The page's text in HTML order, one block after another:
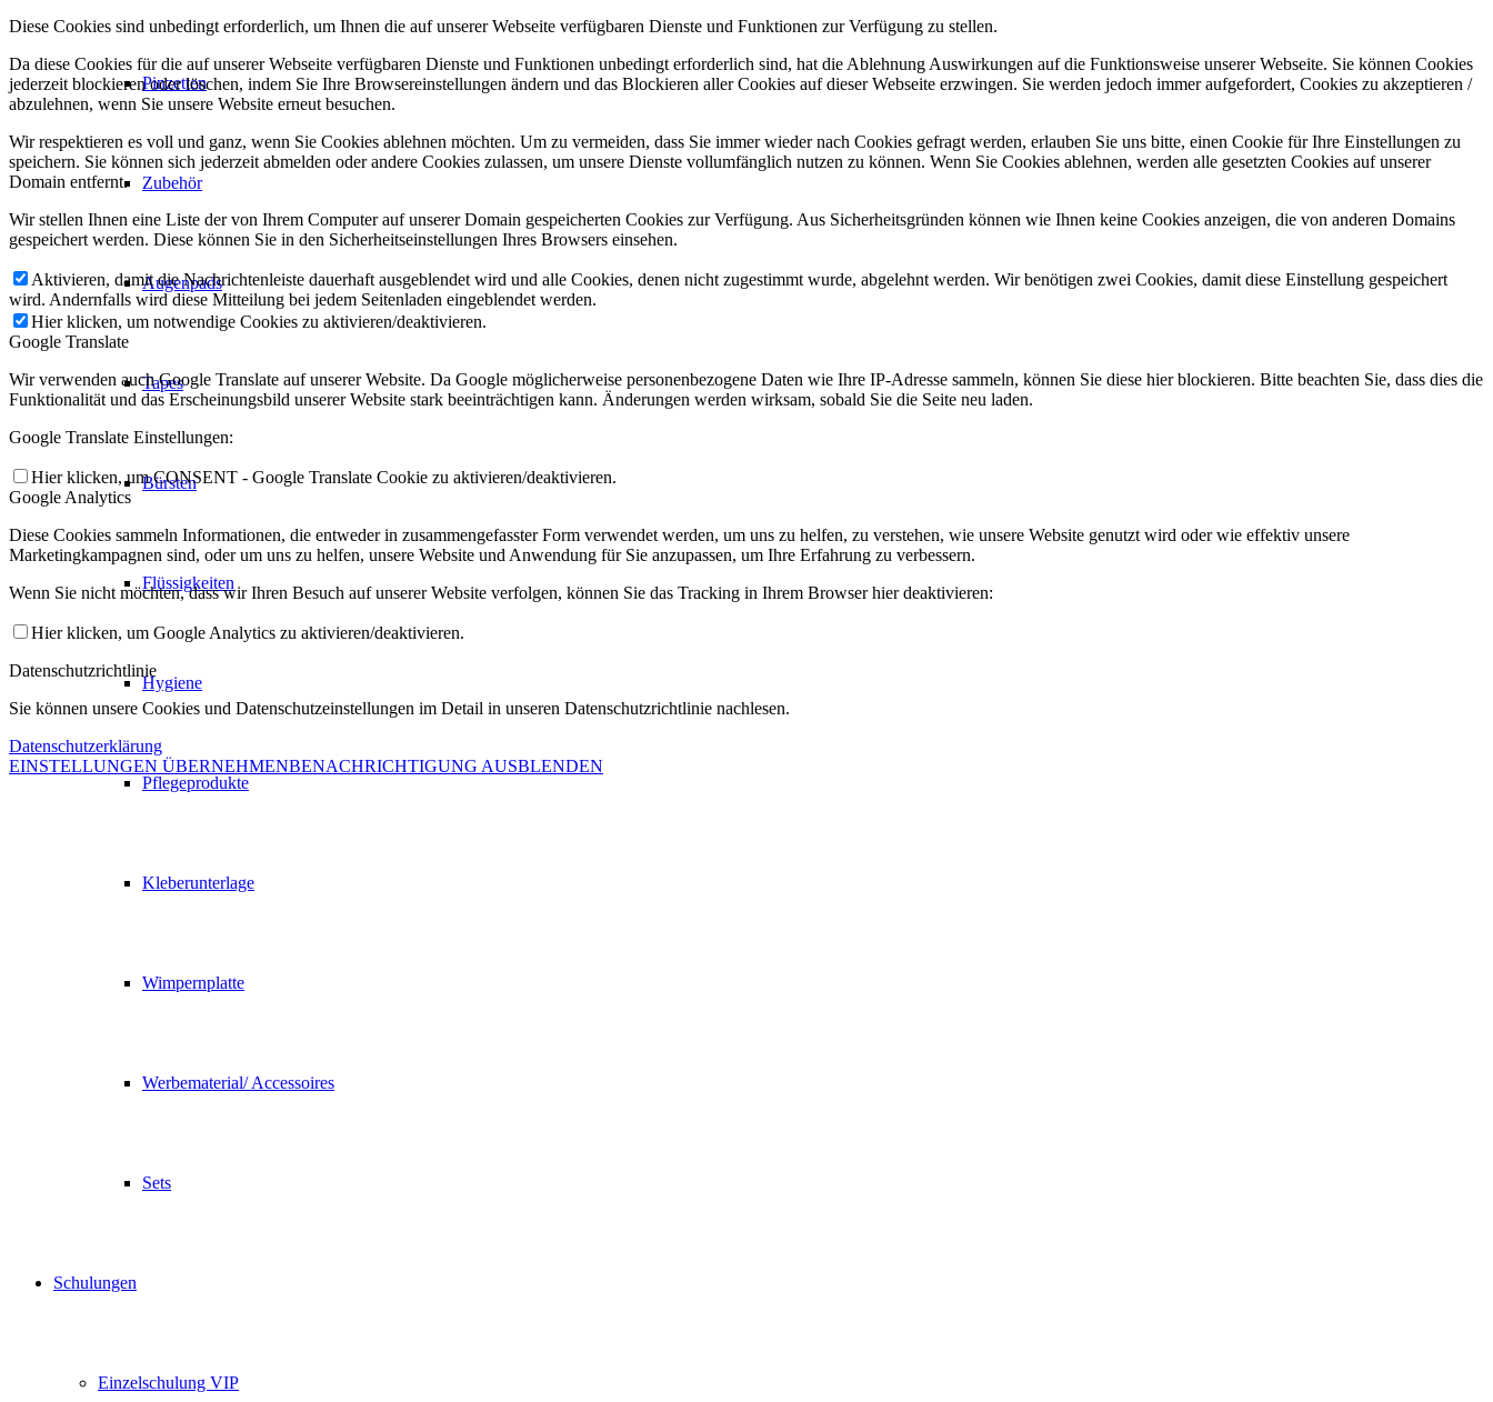
Pinzetten
Zubehör
Augenpads
Tapes
Bürsten
Flüssigkeiten
Hygiene
Pflegeprodukte
Kleberunterlage
Wimpernplatte
Werbematerial/ Accessoires
Sets
Schulungen
Einzelschulung VIP
Diese Cookies sind unbedingt erforderlich, um Ihnen die auf unserer Webseite verfügbaren Dienste und Funktionen zur Verfügung zu stellen.
Da diese Cookies für die auf unserer Webseite verfügbaren Dienste und Funktionen unbedingt erforderlich sind, hat die Ablehnung Auswirkungen auf die Funktionsweise unserer Webseite. Sie können Cookies
jederzeit blockieren oder löschen, indem Sie Ihre Browsereinstellungen ändern und das Blockieren aller Cookies auf dieser Webseite erzwingen. Sie werden jedoch immer aufgefordert, Cookies zu akzeptieren /
abzulehnen, wenn Sie unsere Website erneut besuchen.
Wir respektieren es voll und ganz, wenn Sie Cookies ablehnen möchten. Um zu vermeiden, dass Sie immer wieder nach Cookies gefragt werden, erlauben Sie uns bitte, einen Cookie für Ihre Einstellungen zu
speichern. Sie können sich jederzeit abmelden oder andere Cookies zulassen, um unsere Dienste vollumfänglich nutzen zu können. Wenn Sie Cookies ablehnen, werden alle gesetzten Cookies auf unserer
Domain entfernt.
Wir stellen Ihnen eine Liste der von Ihrem Computer auf unserer Domain gespeicherten Cookies zur Verfügung. Aus Sicherheitsgründen können wie Ihnen keine Cookies anzeigen, die von anderen Domains
gespeichert werden. Diese können Sie in den Sicherheitseinstellungen Ihres Browsers einsehen.
Aktivieren, damit die Nachrichtenleiste dauerhaft ausgeblendet wird und alle Cookies, denen nicht zugestimmt wurde, abgelehnt werden. Wir benötigen zwei Cookies, damit diese Einstellung gespeichert
wird. Andernfalls wird diese Mitteilung bei jedem Seitenladen eingeblendet werden.
Hier klicken, um notwendige Cookies zu aktivieren/deaktivieren.
Google Translate
Wir verwenden auch Google Translate auf unserer Website. Da Google möglicherweise personenbezogene Daten wie Ihre IP-Adresse sammeln, können Sie diese hier blockieren. Bitte beachten Sie, dass dies die
Funktionalität und das Erscheinungsbild unserer Website stark beeinträchtigen kann. Änderungen werden wirksam, sobald Sie die Seite neu laden.
Google Translate Einstellungen:
Hier klicken, um CONSENT - Google Translate Cookie zu aktivieren/deaktivieren.
Google Analytics
Diese Cookies sammeln Informationen, die entweder in zusammengefasster Form verwendet werden, um uns zu helfen, zu verstehen, wie unsere Website genutzt wird oder wie effektiv unsere
Marketingkampagnen sind, oder um uns zu helfen, unsere Website und Anwendung für Sie anzupassen, um Ihre Erfahrung zu verbessern.
Wenn Sie nicht möchten, dass wir Ihren Besuch auf unserer Website verfolgen, können Sie das Tracking in Ihrem Browser hier deaktivieren:
Hier klicken, um Google Analytics zu aktivieren/deaktivieren.
Datenschutzrichtlinie
Sie können unsere Cookies und Datenschutzeinstellungen im Detail in unseren Datenschutzrichtlinie nachlesen.
Datenschutzerklärung
EINSTELLUNGEN ÜBERNEHMENBENACHRICHTIGUNG AUSBLENDEN